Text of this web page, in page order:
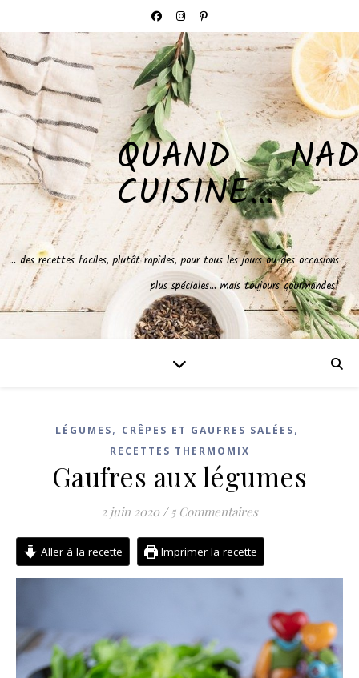
QUAND NAD
CUISINE…
… des recettes faciles, plutôt rapides, pour tous les jours ou des occasions
plus spéciales… mais toujours gourmandes!
LÉGUMES, CRÊPES ET GAUFRES SALÉES,
RECETTES THERMOMIX
Gaufres aux légumes
2 juin 2020 / 5 Commentaires
Aller à la recette Imprimer la recette